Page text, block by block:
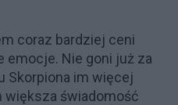
coraz bardziej ceni
emocje. Nie goni już za
Skorpiona im więcej
większa świadomość